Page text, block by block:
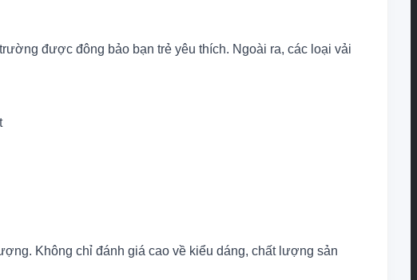
được đông bảo bạn trẻ yêu thích. Ngoài ra, các loại vải
Không chỉ đánh giá cao về kiểu dáng, chất lượng sản